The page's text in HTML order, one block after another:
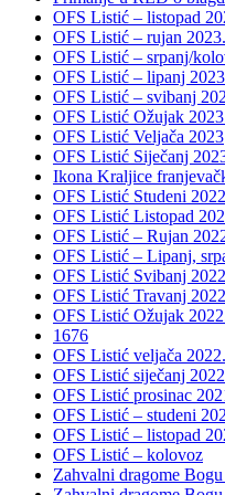
OFS Listić – listopad
OFS Listić – rujan 2023.
OFS Listić – srpanj/
OFS Listić – lipanj
OFS Listić – svibanj
OFS Listić Ožujak
OFS Listić Veljača 2023
OFS Listić Siječanj
Ikona Kraljice
OFS Listić Studeni
OFS Listić Listopad
OFS Listić – Rujan
OFS Listić – Lipanj,
OFS Listić Svibanj
OFS Listić Travanj
OFS Listić Ožujak
1676
OFS Listić veljača 2022.
OFS Listić siječanj
OFS Listić prosinac
OFS Listić – studeni
OFS Listić – listopad
OFS Listić – kolovoz
Zahvalni dragome